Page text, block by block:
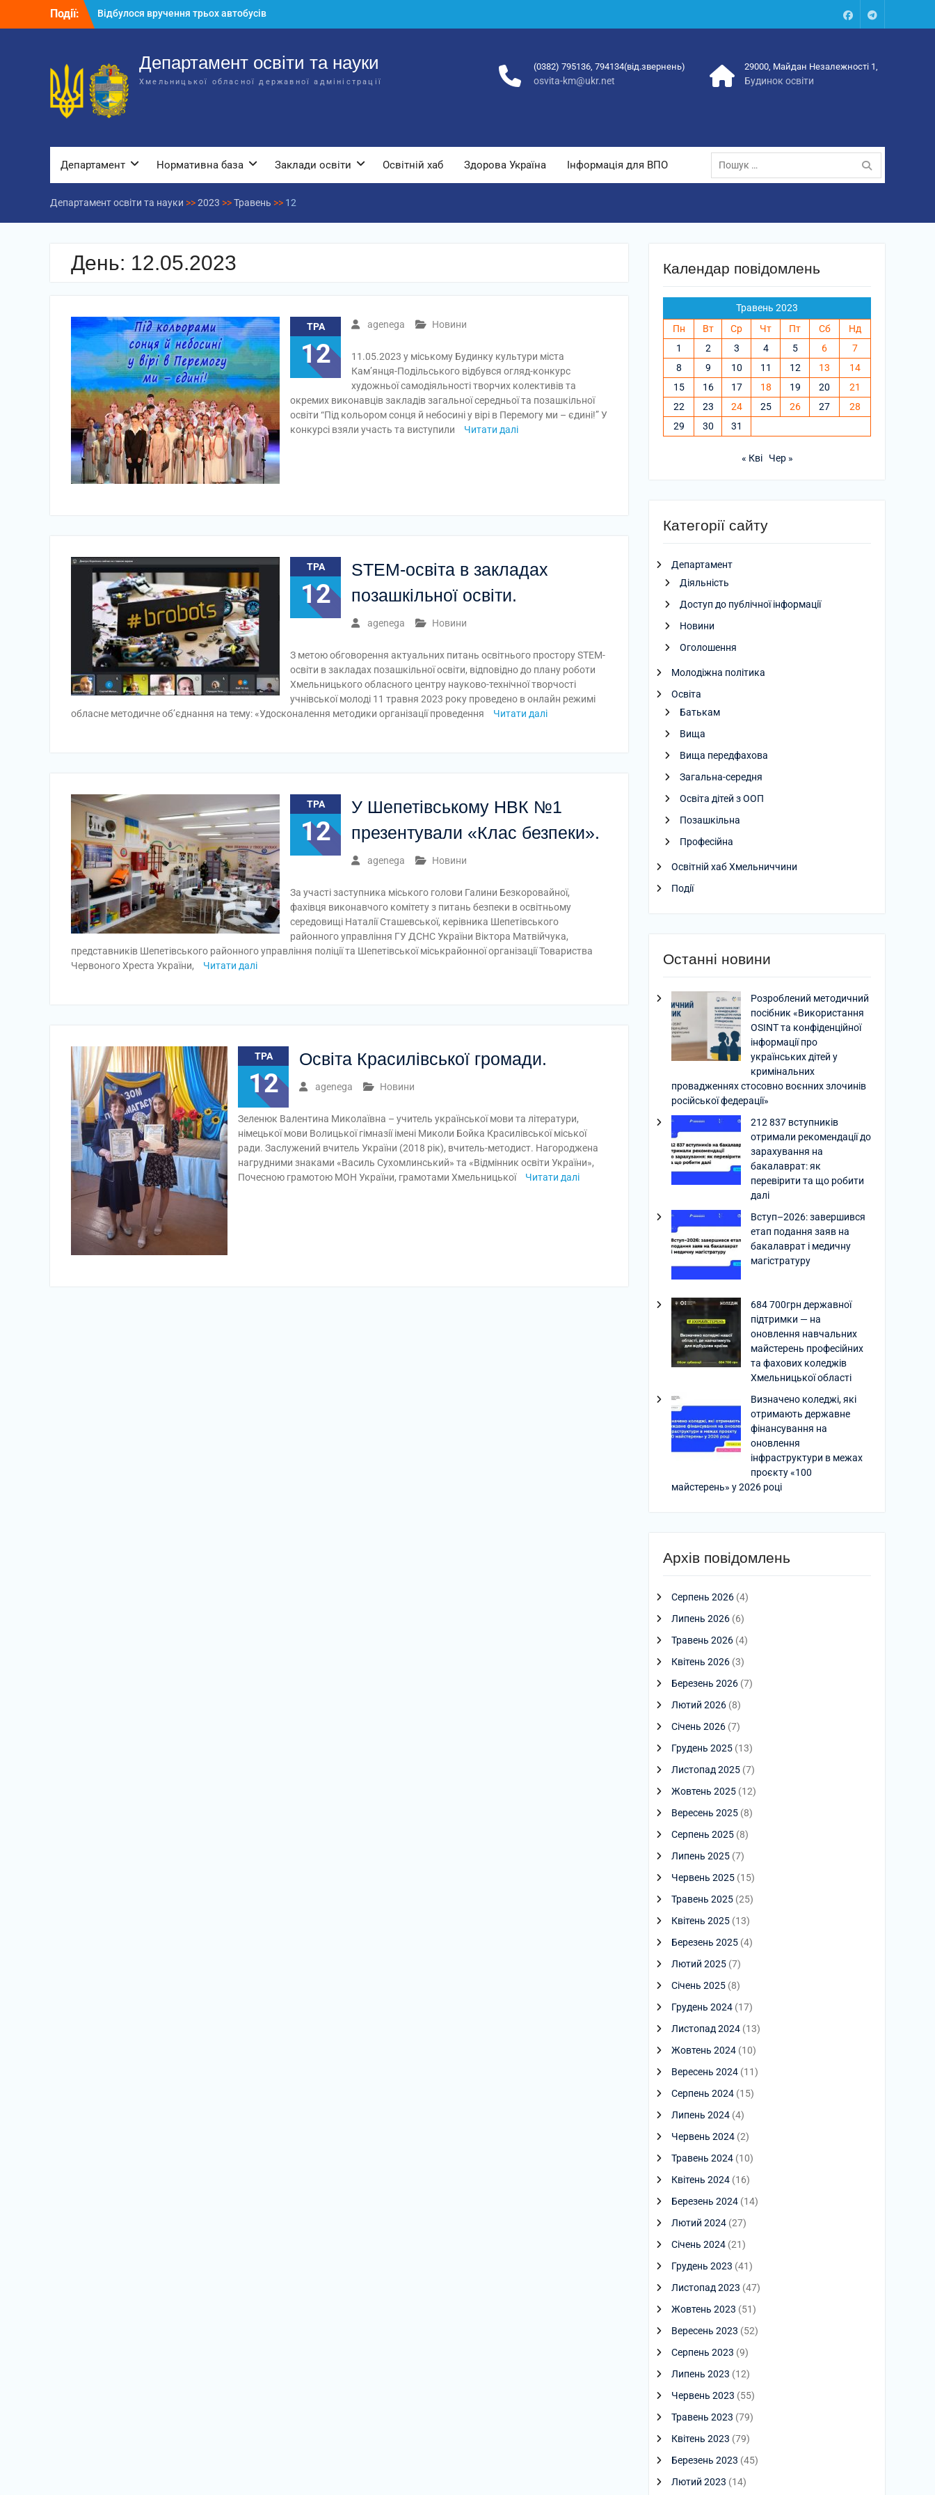
Події:
Відбулося вручення трьох автобусів
для потреб закладів освіти
Департаменту освіти та науки обласної
державної адміністрації
Відбулась обласна нарада для
відповідальних за національно-
патріотичне виховання
FacebookTalegram
Департамент освіти та науки
Хмельницької обласної державної адміністрації
(0382) 795136, 794134(від.звернень)
osvita-km@ukr.net
29000, Майдан Незалежності 1,
Будинок освіти
Департамент Нормативна база Заклади освіти Освітній хаб Здорова Україна Інформація для ВПО
Пошук:
Департамент освіти та науки >>2023 >>Травень >> 12
День: 12.05.2023
ТРА
12
agenega Новини
11.05.2023 у міському Будинку культури міста
Кам’янця-Подільського відбувся огляд-конкурс
художньої самодіяльності творчих колективів та
окремих виконавців закладів загальної середньої та позашкільної
освіти “Під кольором сонця й небосині у вірі в Перемогу ми – єдині!” У
конкурсі взяли участь та виступили
Читати далі
ТРА
12
STEM-освіта в закладах
позашкільної освіти.
agenega Новини
З метою обговорення актуальних питань освітнього простору STEM-
освіти в закладах позашкільної освіти, відповідно до плану роботи
Хмельницького обласного центру науково-технічної творчості
учнівської молоді 11 травня 2023 року проведено в онлайн режимі
обласне методичне об’єднання на тему: «Удосконалення методики організації проведення
Читати далі
ТРА
12
У Шепетівському НВК №1
презентували «Клас безпеки».
agenega Новини
За участі заступника міського голови Галини Безкоровайної,
фахівця виконавчого комітету з питань безпеки в освітньому
середовищі Наталії Сташевської, керівника Шепетівського
районного управління ГУ ДСНС України Віктора Матвійчука,
представників Шепетівського районного управління поліції та Шепетівської міськрайонної організації Товариства
Червоного Хреста України,
Читати далі
ТРА
12
Освіта Красилівської громади.
agenega Новини
Зеленюк Валентина Миколаївна – учитель української мови та літератури,
німецької мови Волицької гімназії імені Миколи Бойка Красилівської міської
ради. Заслужений вчитель України (2018 рік), вчитель-методист. Нагороджена
нагрудними знаками «Василь Сухомлинський» та «Відмінник освіти України»,
Почесною грамотою МОН України, грамотами Хмельницької
Читати далі
Календар повідомлень
Травень 2023
Пн
Вт Ср Чт Пт Сб
Нд
1
2 3 4 5 6
7
8
9 10 11 12 13
14
15
16 17 18 19 20
21
22
23 24 25 26 27
28
29
30 31
« Кві Чер »
Категорії сайту
Департамент
Діяльність
Доступ до публічної інформації
Новини
Оголошення
Молодіжна політика
Освіта
Батькам
Вища
Вища передфахова
Загальна-середня
Освіта дітей з ООП
Позашкільна
Професійна
Освітній хаб Хмельниччини
Події
Останні новини
Розроблений методичний
посібник «Використання
OSINT та конфіденційної
інформації про
українських дітей у
кримінальних
провадженнях стосовно воєнних злочинів
російської федерації»
212 837 вступників
отримали рекомендації до
зарахування на
бакалаврат: як
перевірити та що робити
далі
Вступ–2026: завершився
етап подання заяв на
бакалаврат і медичну
магістратуру
684 700грн державної
підтримки — на
оновлення навчальних
майстерень професійних
та фахових коледжів
Хмельницької області
Визначено коледжі, які
отримають державне
фінансування на
оновлення
інфраструктури в межах
проєкту «100
майстерень» у 2026 році
Архів повідомлень
Серпень 2026 (4)
Липень 2026 (6)
Травень 2026 (4)
Квітень 2026 (3)
Березень 2026 (7)
Лютий 2026 (8)
Січень 2026 (7)
Грудень 2025 (13)
Листопад 2025 (7)
Жовтень 2025 (12)
Вересень 2025 (8)
Серпень 2025 (8)
Липень 2025 (7)
Червень 2025 (15)
Травень 2025 (25)
Квітень 2025 (13)
Березень 2025 (4)
Лютий 2025 (7)
Січень 2025 (8)
Грудень 2024 (17)
Листопад 2024 (13)
Жовтень 2024 (10)
Вересень 2024 (11)
Серпень 2024 (15)
Липень 2024 (4)
Червень 2024 (2)
Травень 2024 (10)
Квітень 2024 (16)
Березень 2024 (14)
Лютий 2024 (27)
Січень 2024 (21)
Грудень 2023 (41)
Листопад 2023 (47)
Жовтень 2023 (51)
Вересень 2023 (52)
Серпень 2023 (9)
Липень 2023 (12)
Червень 2023 (55)
Травень 2023 (79)
Квітень 2023 (79)
Березень 2023 (45)
Лютий 2023 (14)